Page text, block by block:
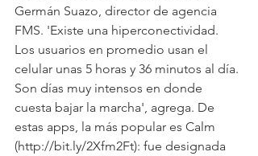
Germán Suazo, director de agencia
FMS. 'Existe una hiperconectividad.
Los usuarios en promedio usan el
celular unas 5 horas y 36 minutos al día.
Son días muy intensos en donde
cuesta bajar la marcha', agrega. De
estas apps, la más popular es Calm
(http://bit.ly/2Xfm2Ft): fue designada